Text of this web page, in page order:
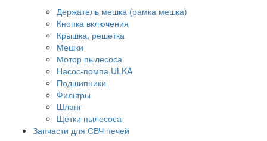
Держатель мешка (рамка мешка)
Кнопка включения
Крышка, решетка
Мешки
Мотор пылесоса
Насос-помпа ULKA
Подшипники
Фильтры
Шланг
Щётки пылесоса
Запчасти для СВЧ печей